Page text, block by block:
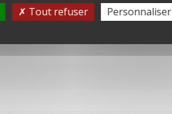
Tout refuser Personnaliser